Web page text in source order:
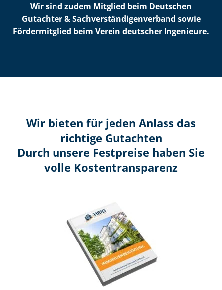
Wir sind zudem Mitglied beim Deutschen
Gutachter & Sach­ver­stän­di­gen­ver­band sowie
Fördermitglied beim Verein deutscher Ingenieure.
Wir bieten für jeden Anlass das
richtige Gutachten
Durch unsere Festpreise haben Sie
volle Kosten­transparenz